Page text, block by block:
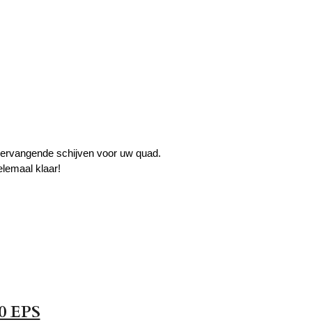
schijven voor uw quad.
klaar!
EPS